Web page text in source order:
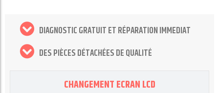
DIAGNOSTIC GRATUIT ET RÉPARATION IMMEDIAT
DES PIÈCES DÉTACHÉES DE QUALITÉ
CHANGEMENT ECRAN LCD